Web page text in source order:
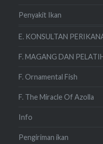
Penyakit Ikan
E. KONSULTAN
F. MAGANG DAN
F. Ornamental Fish
F. The Miracle Of Azolla
Info
Pengiriman ikan